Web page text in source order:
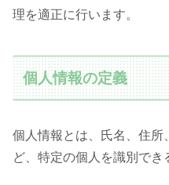
理を適正に行います。
個人情報の定義
個人情報とは、氏名、住所
ど、特定の個人を識別でき